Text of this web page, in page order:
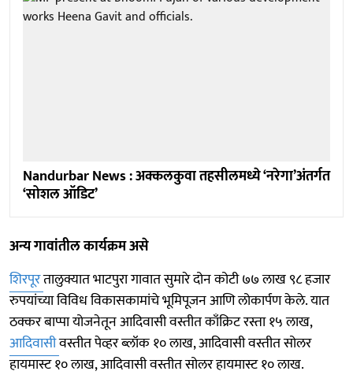
Nandurbar News : अक्कलकुवा तहसीलमध्ये ‘नरेगा’अंतर्गत
‘सोशल ऑडिट’
अन्य गावांतील कार्यक्रम असे
शिरपूरतालुक्यात भाटपुरा गावात सुमारे दोन कोटी ७७ लाख ९८ हजार
रुपयांच्या विविध विकासकामांचे भूमिपूजन आणि लोकार्पण केले. यात
ठक्कर बाप्पा योजनेतून आदिवासी वस्तीत काँक्रिट रस्ता १५ लाख,
आदिवासीवस्तीत पेव्हर ब्लॉक १० लाख, आदिवासी वस्तीत सोलर
हायमास्ट १० लाख, आदिवासी वस्तीत सोलर हायमास्ट १० लाख.